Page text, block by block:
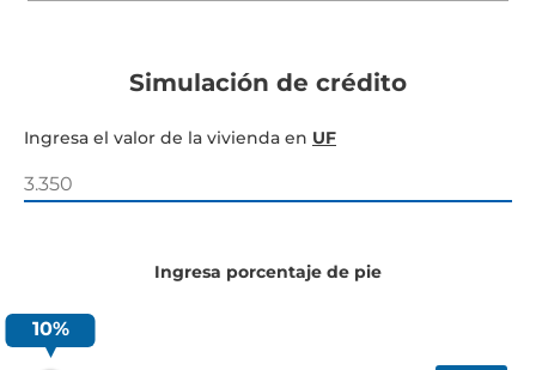
Simulación de crédito
Ingresa el valor de la vivienda en UF
Ingresa porcentaje de pie
10%